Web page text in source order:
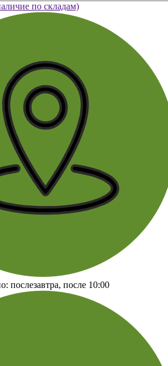
по складам)
послезавтра, после 10:00